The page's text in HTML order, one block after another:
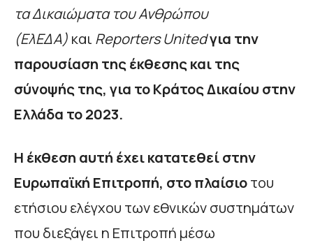
τα Δικαιώματα του Ανθρώπου
(ΕλΕΔΑ) και Reporters Unitedγια την
παρουσίαση της έκθεσης και της
σύνοψής της, για το Κράτος Δικαίου στην
Ελλάδα το 2023.
Η έκθεση αυτή έχει κατατεθεί στην
Ευρωπαϊκή Επιτροπή, στο πλαίσιοτου
ετήσιου ελέγχου των εθνικών συστημάτων
που διεξάγει η Επιτροπή μέσω